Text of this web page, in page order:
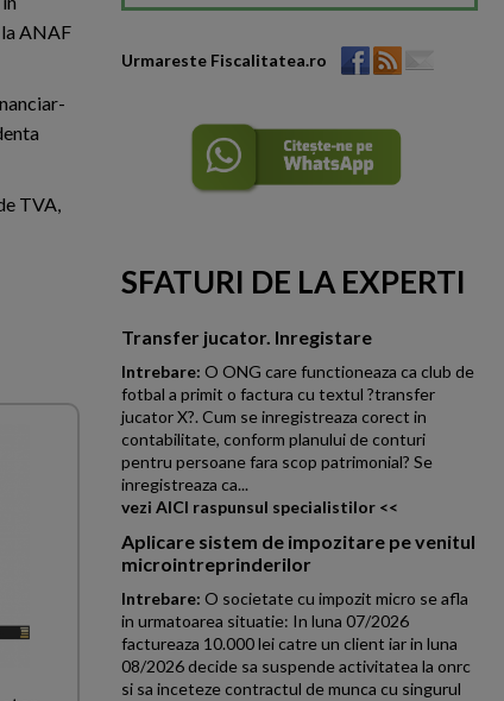
ANAF
TVA,
Urmareste Fiscalitatea.ro
SFATURI DE LA EXPERTI
Transfer jucator. Inregistare
Intrebare: O ONG care functioneaza ca club de
fotbal a primit o factura cu textul ?transfer
jucator X?. Cum se inregistreaza corect in
contabilitate, conform planului de conturi
pentru persoane fara scop patrimonial? Se
inregistreaza ca...
vezi AICI raspunsul specialistilor <<
Aplicare sistem de impozitare pe venitul
microintreprinderilor
Intrebare: O societate cu impozit micro se afla
in urmatoarea situatie: In luna 07/2026
factureaza 10.000 lei catre un client iar in luna
08/2026 decide sa suspende activitatea la onrc
si sa inceteze contractul de munca cu singurul